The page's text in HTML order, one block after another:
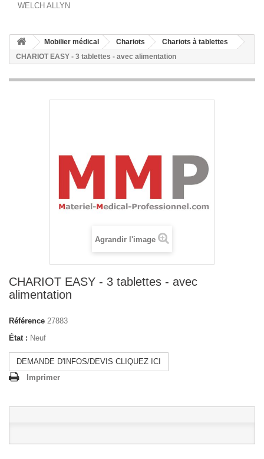
WELCH ALLYN
Mobilier médical Chariots
Chariots à tablettes
CHARIOT EASY - 3 tablettes - avec alimentation
Agrandir l'image
CHARIOT EASY - 3 tablettes - avec
alimentation
Référence 27883
État : Neuf
DEMANDE D'INFOS/DEVIS CLIQUEZ ICI
Imprimer